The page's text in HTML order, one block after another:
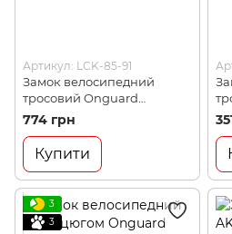
Артикул: LCK-85-91
Замок велосипедний
тросовий Onguard
Doberman, на ключі, 185см
х 12мм, Black (LCK-85-91)
774 грн
Купити
3
3